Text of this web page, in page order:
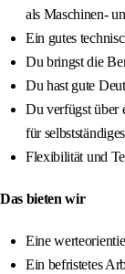
als Maschinen-
Ein gutes
Du bringst die
Du hast gute
Du verfügst über
für
Flexibilität und
Das bieten wir
Eine
Ein befristetes